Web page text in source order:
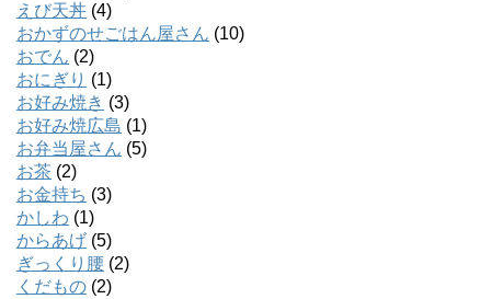
えび天丼 (4)
おかずのせごはん屋さん (10)
おでん (2)
おにぎり (1)
お好み焼き (3)
お好み焼広島 (1)
お弁当屋さん (5)
お茶 (2)
お金持ち (3)
かしわ (1)
からあげ (5)
ぎっくり腰 (2)
くだもの (2)